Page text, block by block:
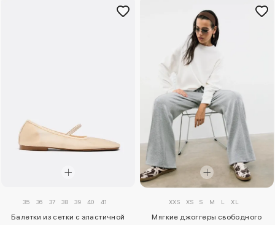
35 36 37 38 39 40 41
Балетки из сетки с эластичной
XXS XS S M L XL
Мягкие джоггеры свободного